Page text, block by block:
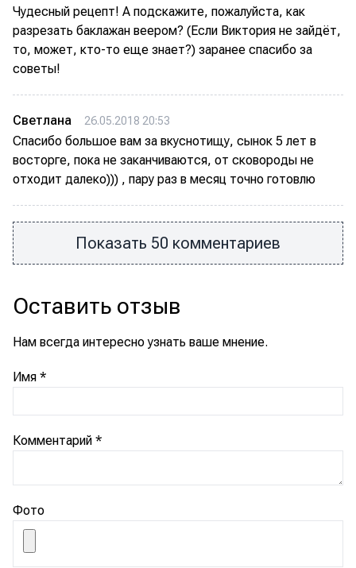
Чудесный рецепт! А подскажите, пожалуйста, как
разрезать баклажан веером? (Если Виктория не зайдёт,
то, может, кто-то еще знает?) заранее спасибо за
советы!
Светлана 26.05.2018 20:53
Спасибо большое вам за вкуснотищу, сынок 5 лет в
восторге, пока не заканчиваются, от сковороды не
отходит далеко))) , пару раз в месяц точно готовлю
Показать 50 комментариев
Оставить отзыв
Нам всегда интересно узнать ваше мнение.
Имя *
Комментарий *
Фото